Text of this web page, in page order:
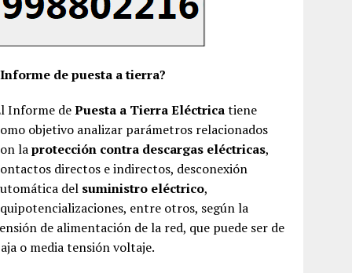
de puesta a tierra?
Informe dePuesta a Tierra Eléctricatiene
objetivo analizar parámetros relacionados
laprotección contra descargas eléctricas,
directos e indirectos, desconexión
del suministro eléctrico,
entre otros, según la
de alimentación de la red, que puede ser de
o media tensión voltaje.